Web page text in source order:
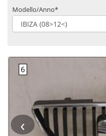
Modello/Anno*
‹